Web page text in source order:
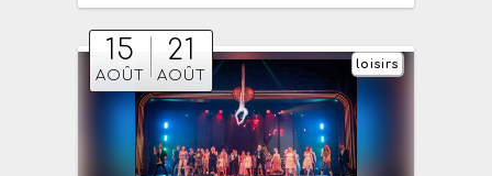
15
AOÛT
21
AOÛT
loisirs